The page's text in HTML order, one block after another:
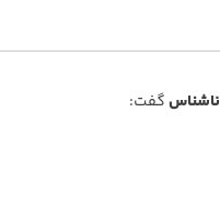
ناشناسگفت: